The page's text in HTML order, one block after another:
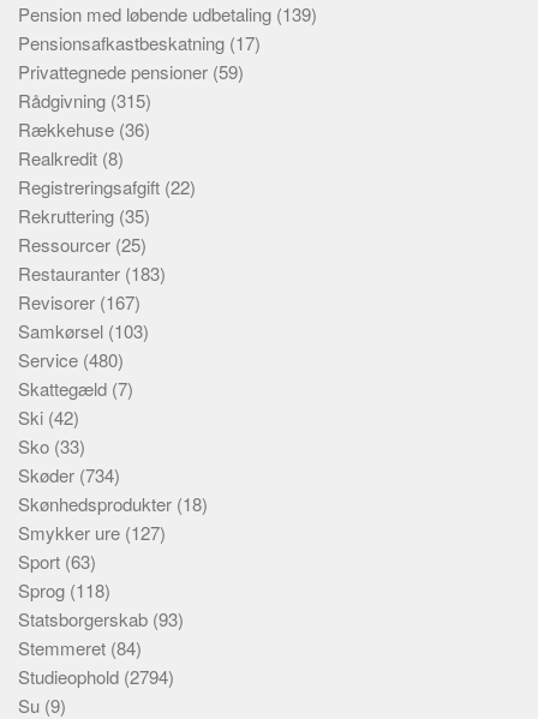
Pension med løbende udbetaling (139)
Pensionsafkastbeskatning (17)
Privattegnede pensioner (59)
Rådgivning (315)
Rækkehuse (36)
Realkredit (8)
Registreringsafgift (22)
Rekruttering (35)
Ressourcer (25)
Restauranter (183)
Revisorer (167)
Samkørsel (103)
Service (480)
Skattegæld (7)
Ski (42)
Sko (33)
Skøder (734)
Skønhedsprodukter (18)
Smykker ure (127)
Sport (63)
Sprog (118)
Statsborgerskab (93)
Stemmeret (84)
Studieophold (2794)
Su (9)